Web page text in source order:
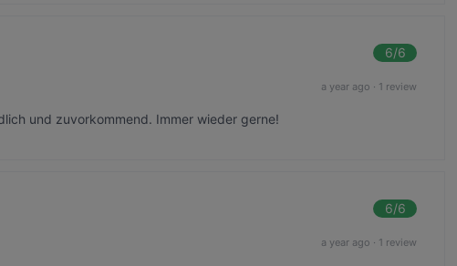
6/6
a year ago · 1 review
und zuvorkommend. Immer wieder gerne!
6/6
a year ago · 1 review